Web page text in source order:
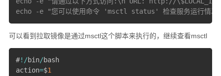
可以看到拉取镜像是通过msctl这个脚本来执行的，继续查看msctl
#! /bin/bash
action=$1